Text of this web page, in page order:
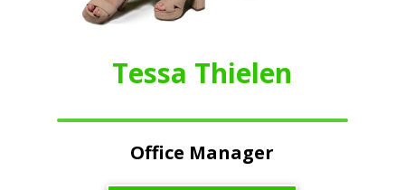
Tessa Thielen
Office Manager